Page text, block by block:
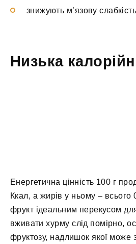
знижують м’язову
Низька
Енергетична цінність 100 г
Ккал, а жирів у ньому – всього
фрукт ідеальним перекусом
вживати хурму слід помірно,
фруктозу, надлишок якої може